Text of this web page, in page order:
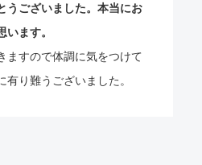
うございました。本当にお
ます。
ますので体調に気をつけて
有り難うございました。